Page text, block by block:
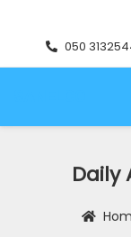
050
Daily